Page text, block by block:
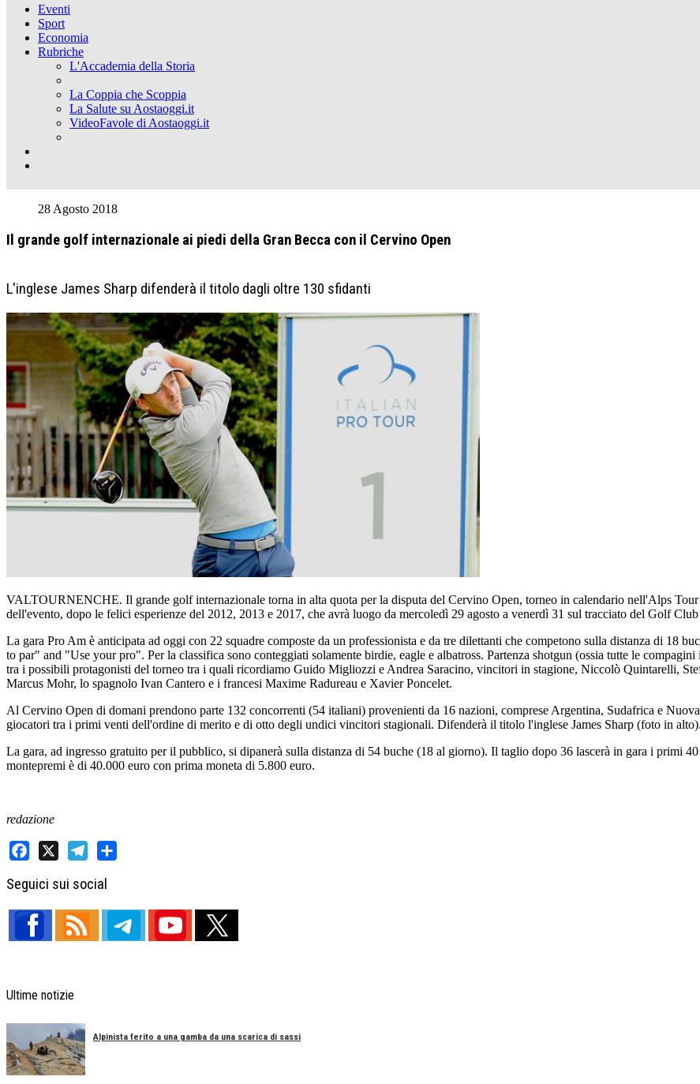
Eventi
Sport
Economia
Rubriche
L'Accademia della Storia
La Coppia che Scoppia
La Salute su Aostaoggi.it
VideoFavole di Aostaoggi.it
28 Agosto 2018
Il grande golf internazionale ai piedi della Gran Becca con il Cervino Open
L'inglese James Sharp difenderà il titolo dagli oltre 130 sfidanti
VALTOURNENCHE. Il grande golf internazionale torna in alta quota per la disputa del Cervino Open, torneo in calendario nell'Alps
dell'evento, dopo le felici esperienze del 2012, 2013 e 2017, che avrà luogo da mercoledì 29 agosto a venerdì 31 sul tracciato del Golf
La gara Pro Am è anticipata ad oggi con 22 squadre composte da un professionista e da tre dilettanti che competono sulla distanza di 18
to par" and "Use your pro". Per la classifica sono conteggiati solamente birdie, eagle e albatross. Partenza shotgun (ossia tutte le
tra i possibili protagonisti del torneo tra i quali ricordiamo Guido Migliozzi e Andrea Saracino, vincitori in stagione, Niccolò Quintarelli,
Marcus Mohr, lo spagnolo Ivan Cantero e i francesi Maxime Radureau e Xavier Poncelet.
Al Cervino Open di domani prendono parte 132 concorrenti (54 italiani) provenienti da 16 nazioni, comprese Argentina, Sudafrica e
giocatori tra i primi venti dell'ordine di merito e di otto degli undici vincitori stagionali. Difenderà il titolo l'inglese James Sharp (foto in alto).
La gara, ad ingresso gratuito per il pubblico, si dipanerà sulla distanza di 54 buche (18 al giorno). Il taglio dopo 36 lascerà in gara i primi
montepremi è di 40.000 euro con prima moneta di 5.800 euro.
redazione
Seguici sui social
Ultime notizie
Alpinista ferito a una gamba da una scarica di sassi